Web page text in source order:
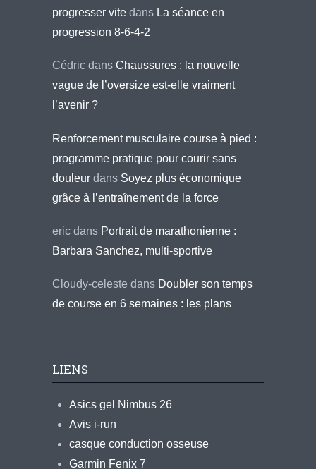
progresser vite dans La séance en
progression 8-6-4-2
Cédric dans Chaussures : la nouvelle
vague de l’oversize est-elle vraiment
l’avenir ?
Renforcement musculaire course à pied :
programme pratique pour courir sans
douleur dans Soyez plus économique
grâce à l’entraînement de la force
eric dans Portrait de marathonienne :
Barbara Sanchez, multi-sportive
Cloudy-celeste dans Doubler son temps
de course en 6 semaines : les plans
LIENS
Asics gel Nimbus 26
Avis i-run
casque conduction osseuse
Garmin Fenix 7